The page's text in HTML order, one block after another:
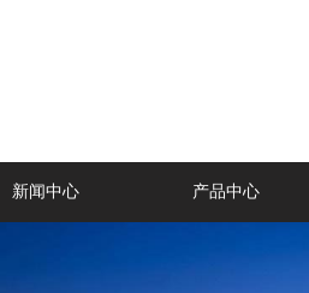
新闻中心 产品中心